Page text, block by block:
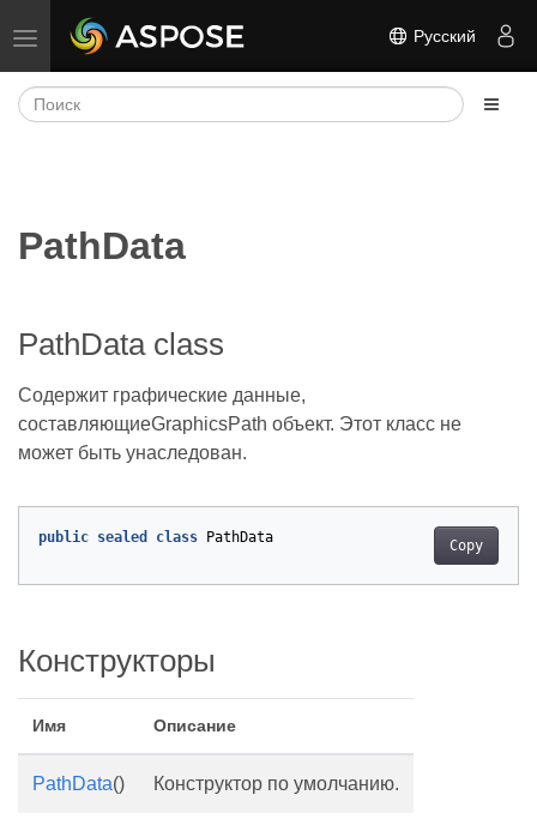
Переключить навигацию Русский
PathData
PathData class
Содержит графические данные,
составляющиеGraphicsPath объект. Этот класс не
может быть унаследован.
Copy
public sealed class PathData
Конструкторы
Имя Описание
PathData() Конструктор по умолчанию.